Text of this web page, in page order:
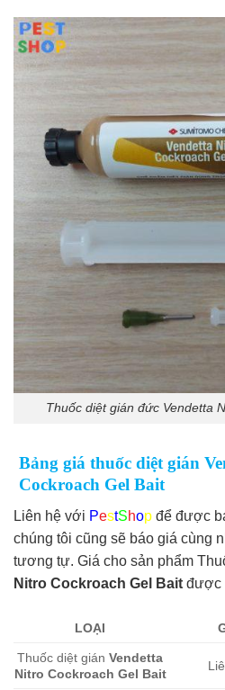
Thuốc diệt gián đức Vendetta
Bảng giá thuốc diệt gián
Cockroach Gel Bait
Liên hệ với PestShop để được
chúng tôi cũng sẽ báo giá cùng
tương tự. Giá cho sản phẩm
Nitro Cockroach Gel Bait được
LOẠI
Thuốc diệt giánVendetta
Nitro Cockroach Gel Bait